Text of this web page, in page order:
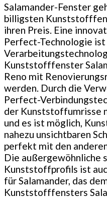
Salamander-Fenster
billigsten
ihren Preis. Eine
Perfect-Technologie
Kunststofffenster
Reno mit
werden. Durch die
Perfect-
der Kunststoffumrisse
und es ist möglich,
nahezu unsichtbaren
perfekt mit den
Die außergewöhnliche
Kunststoffprofils ist
für Salamander, das
Kunststofffensters